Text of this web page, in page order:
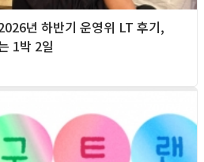
년 하반기 운영위 LT 후기,
1박 2일